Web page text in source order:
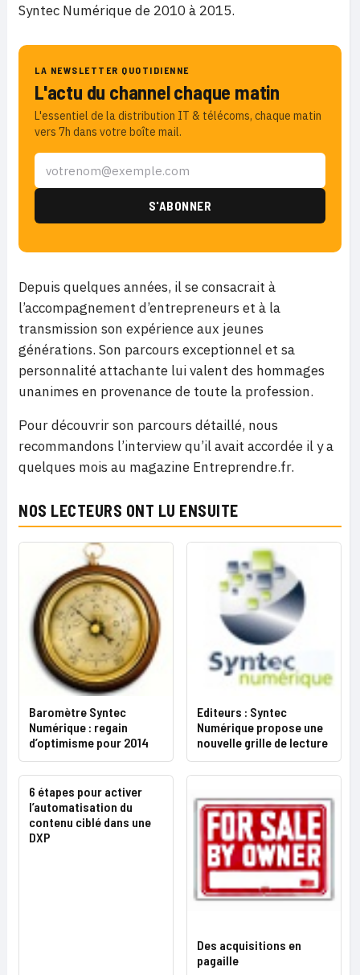
Syntec Numérique de 2010 à 2015.
LA NEWSLETTER QUOTIDIENNE
L'actu du channel chaque matin
L'essentiel de la distribution IT & télécoms, chaque matin
vers 7h dans votre boîte mail.
Depuis quelques années, il se consacrait à
l’accompagnement d’entrepreneurs et à la
transmission son expérience aux jeunes
générations. Son parcours exceptionnel et sa
personnalité attachante lui valent des hommages
unanimes en provenance de toute la profession.
Pour découvrir son parcours détaillé, nous
recommandons l’interview qu’il avait accordée il y a
quelques mois au magazine Entreprendre.fr.
NOS LECTEURS ONT LU ENSUITE
Baromètre Syntec
Numérique : regain
d’optimisme pour 2014
Editeurs : Syntec
Numérique propose une
nouvelle grille de lecture
6 étapes pour activer
l’automatisation du
contenu ciblé dans une
DXP
Des acquisitions en
pagaille